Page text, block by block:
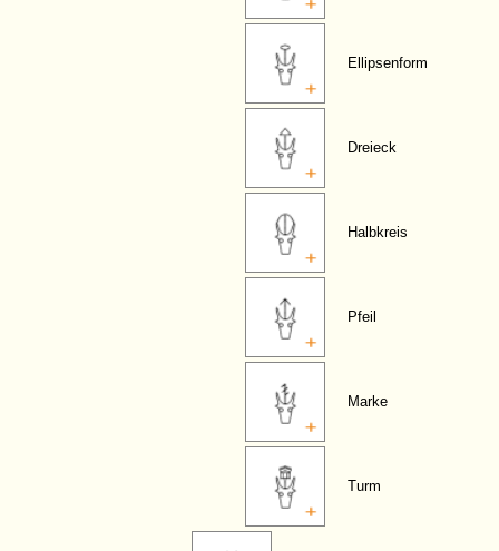
Ellipsenform
Dreieck
Halbkreis
Pfeil
Marke
Turm